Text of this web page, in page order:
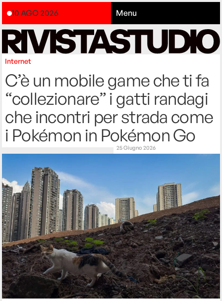
10 AGO 2026 Menu
Internet
C’è un mobile game che ti fa
“collezionare” i gatti randagi
che incontri per strada come
i Pokémon in Pokémon Go
25 Giugno 2026